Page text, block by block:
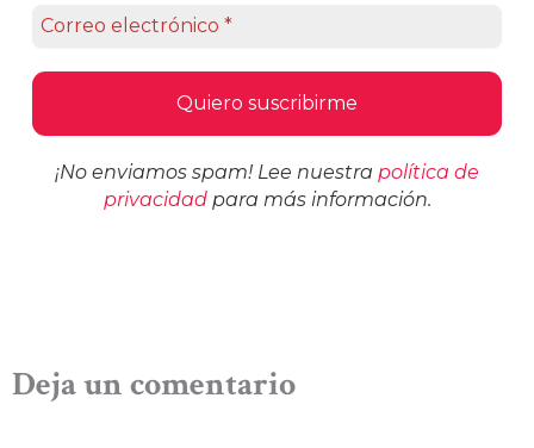
¡No enviamos spam! Lee nuestra política de
privacidadpara más información.
Deja un comentario